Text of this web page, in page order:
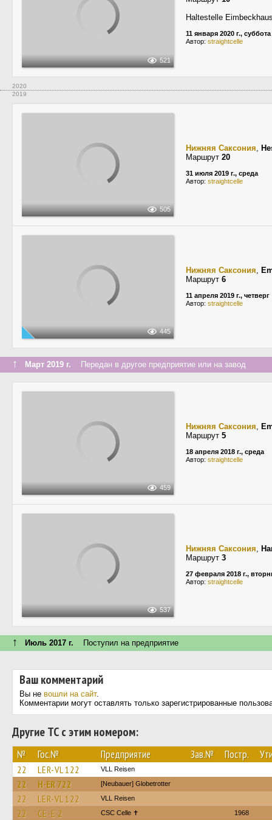
521
Haltestelle
11 января 2020 г., суббота
Автор: straightcelle
2020
2019
505
Нижняя Саксония,
Маршрут 20
31 июля 2019 г., среда
Автор: straightcelle
445
Нижняя Саксония,
Маршрут 6
11 апреля 2019 г., четверг
Автор: straightcelle
↑ Март 2019 г. Передан в другое предприятие или на завод
459
Нижняя Саксония,
Маршрут 5
18 апреля 2018 г., среда
Автор: straightcelle
537
Нижняя Саксония,
Маршрут 3
27 февраля 2018 г.,
Автор: straightcelle
↑ Июль 2017 г. Поступил на предприятие
Ваш комментарий
Вы не вошли на сайт.
Комментарии могут оставлять только зарегистрированные
Другие ТС с этим номером:
№ Гос.№ Предприятие Зав.№ Постр.
22 LER-VL 122 VLL Reisen
22 H-ER 722 [Neubauer] Globetrotter
22 LER-VL 122 VLL Reisen
22 CE-E 2 CSC Celle ✝ 1968